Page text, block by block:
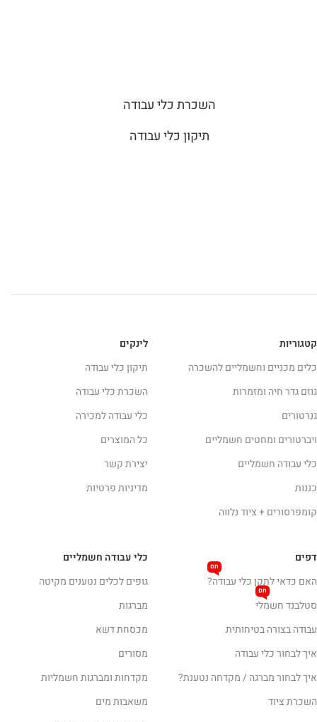
השכרת כלי עבודה
תיקון כלי עבודה
לינקים
תיקון כלי עבודה
השכרת כלי עבודה
כלי עבודה למכירה
כל המוצרים
יצירת קשר
מדיניות פרטיות
קטגוריות
כלים מכניים וחשמליים להשכרה
גוזם גדר חיה ומזמרות
גנרטורים
ויברטורים ומחטים חשמליים
כלי עבודה חשמליים
כננות
קומפרסורים + ציוד נלווה
כלי עבודה חשמליים
גופים לכלים נטענים מקיטה
מברגות
מכסחת דשא
מסורים
מקדחות ומברגות חשמליות
משאבות מים
דפים
האם כדאי לתקן כלי עבודה?
חם
סטלבנד חשמלי
חם
עבודה בצורה בטיחותית
איך לבחור כלי עבודה
איך לבחור מברגה / מקדחה נטענת?
השכרת ציוד